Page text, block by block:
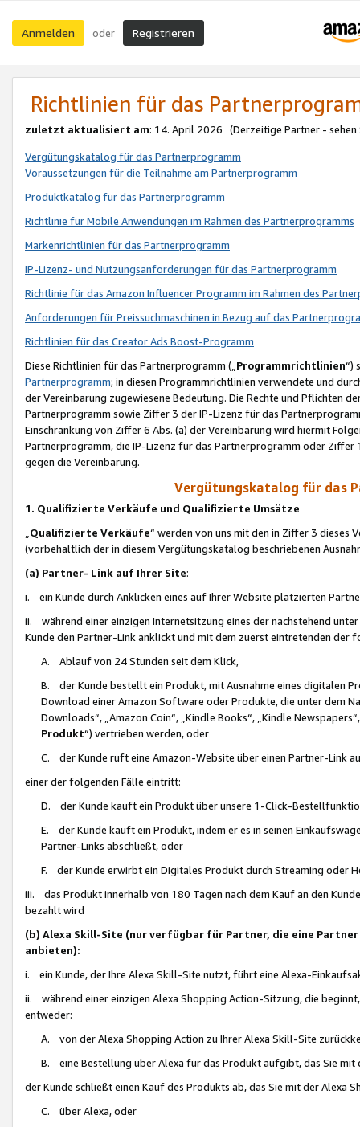
Anmelden oder Registrieren
Richtlinien für das
zuletzt aktualisiert am: 14. April 2026 (Derzeitige Partner - sehen
Vergütungskatalog für das Partnerprogramm
Voraussetzungen für die Teilnahme am Partnerprogramm
Produktkatalog für das Partnerprogramm
Richtlinie für Mobile Anwendungen im Rahmen des Partnerprogramms
Markenrichtlinien für das Partnerprogramm
IP-Lizenz- und Nutzungsanforderungen für das Partnerprogramm
Richtlinie für das Amazon Influencer Programm im Rahmen des
Anforderungen für Preissuchmaschinen in Bezug auf das
Richtlinien für das Creator Ads Boost-Programm
Diese Richtlinien für das Partnerprogramm („Programmrichtlinien“)
Partnerprogramm; in diesen Programmrichtlinien verwendete und
der Vereinbarung zugewiesene Bedeutung. Die Rechte und Pflichten
Partnerprogramm sowie Ziffer 3 der IP-Lizenz für das
Einschränkung von Ziffer 6 Abs. (a) der Vereinbarung wird hiermit
Partnerprogramm, die IP-Lizenz für das Partnerprogramm oder
gegen die Vereinbarung.
Vergütungskatalog für das
1. Qualifizierte Verkäufe und Qualifizierte Umsätze
Qualifizierte Verkäufe“ werden von uns mit den in Ziffer 3
(vorbehaltlich der in diesem Vergütungskatalog beschriebenen
(a) Partner- Link auf Ihrer Site:
i. ein Kunde durch Anklicken eines auf Ihrer Website platzierten
ii. während einer einzigen Internetsitzung eines der nachstehend
Kunde den Partner-Link anklickt und mit dem zuerst eintretenden der
A. Ablauf von 24 Stunden seit dem Klick,
B. der Kunde bestellt ein Produkt, mit Ausnahme eines digitalen
Download einer Amazon Software oder Produkte, die unter dem
Downloads“, „Amazon Coin“, „Kindle Books“, „Kindle
Produkt“) vertrieben werden, oder
C. der Kunde ruft eine Amazon-Website über einen Partner-Link
einer der folgenden Fälle eintritt:
D. der Kunde kauft ein Produkt über unsere 1-Click-
E. der Kunde kauft ein Produkt, indem er es in seinen
Partner-Links abschließt, oder
F. der Kunde erwirbt ein Digitales Produkt durch Streaming oder
iii. das Produkt innerhalb von 180 Tagen nach dem Kauf an den
bezahlt wird
(b) Alexa Skill-Site (nur verfügbar für Partner, die eine
anbieten):
i. ein Kunde, der Ihre Alexa Skill-Site nutzt, führt eine Alexa-
ii. während einer einzigen Alexa Shopping Action-Sitzung, die
entweder:
A. von der Alexa Shopping Action zu Ihrer Alexa Skill-Site
B. eine Bestellung über Alexa für das Produkt aufgibt, das Sie mit
der Kunde schließt einen Kauf des Produkts ab, das Sie mit der Alexa
C. über Alexa, oder